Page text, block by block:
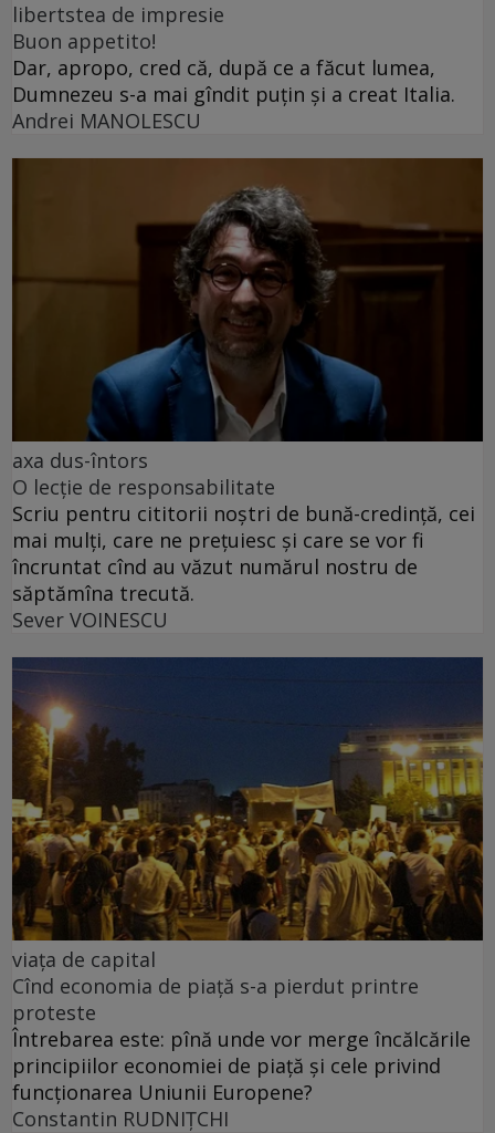
libertstea de impresie
Buon appetito!
Dar, apropo, cred că, după ce a făcut lumea,
Dumnezeu s-a mai gîndit puțin și a creat Italia.
Andrei MANOLESCU
axa dus-întors
O lecție de responsabilitate
Scriu pentru cititorii noștri de bună-credință, cei
mai mulți, care ne prețuiesc și care se vor fi
încruntat cînd au văzut numărul nostru de
săptămîna trecută.
Sever VOINESCU
viața de capital
Cînd economia de piață s-a pierdut printre
proteste
Întrebarea este: pînă unde vor merge încălcările
principiilor economiei de piață și cele privind
funcționarea Uniunii Europene?
Constantin RUDNIŢCHI